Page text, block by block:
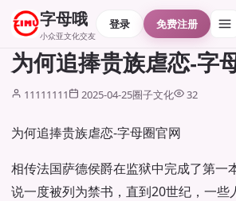
字母哦
小众亚文化交友
登录 免费注册
为何追捧贵族虐恋-字
11111111 2025-04-25圈子文化 32
为何追捧贵族虐恋-字母圈官网
相传法国萨德侯爵在监狱中完成了第一
说一度被列为禁书，直到20世纪，一些